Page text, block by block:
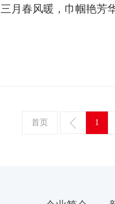
三月春风暖，巾帼艳芳
首页 1